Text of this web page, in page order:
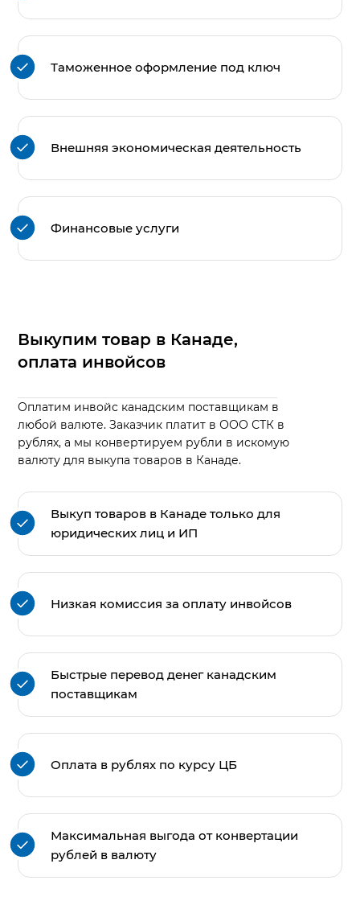
Таможенное оформление под ключ
Внешняя экономическая деятельность
Финансовые услуги
Выкупим товар в Канаде,
оплата инвойсов
Оплатим инвойс канадским поставщикам в
любой валюте. Заказчик платит в ООО СТК в
рублях, а мы конвертируем рубли в искомую
валюту для выкупа товаров в Канаде.
Выкуп товаров в Канаде только для
юридических лиц и ИП
Низкая комиссия за оплату инвойсов
Быстрые перевод денег канадским
поставщикам
Оплата в рублях по курсу ЦБ
Максимальная выгода от конвертации
рублей в валюту